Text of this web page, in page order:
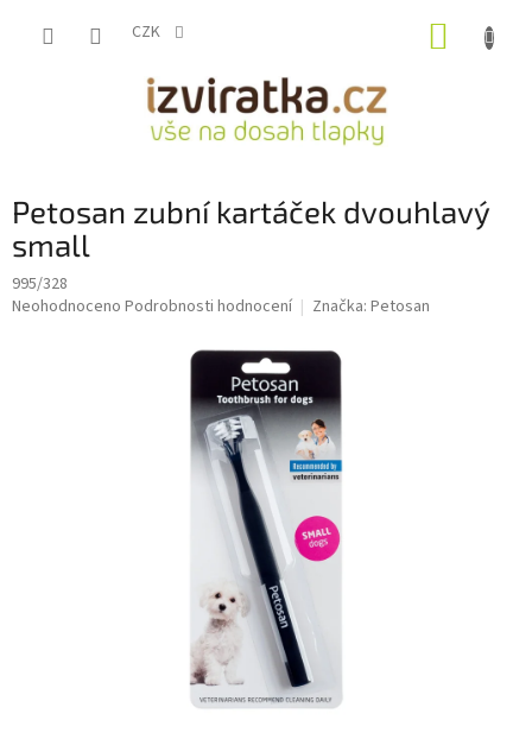
CZK
Petosan zubní kartáček dvouhlavý
small
995/328
Průměrné
Neohodnoceno Podrobnosti hodnocení Značka: Petosan